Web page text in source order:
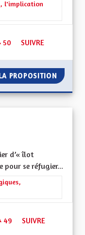
solidarités, les soins
l'implication
50 50 ABONNÉS
SUIVRE
PROPOSITION
d’« îlot
pour se réfugier...
transitions
49 49 ABONNÉS
SUIVRE